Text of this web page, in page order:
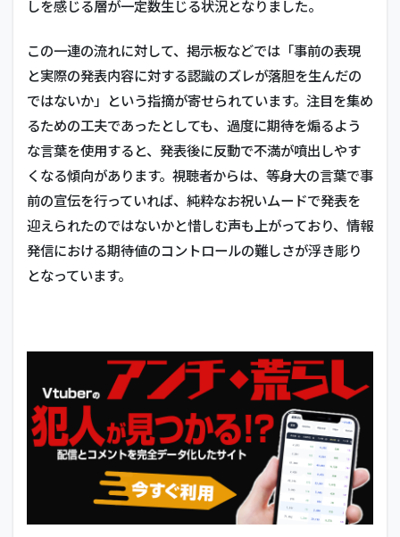
しを感じる層が一定数生じる状況となりました。
この一連の流れに対して、掲示板などでは「事前の表現
と実際の発表内容に対する認識のズレが落胆を生んだの
ではないか」という指摘が寄せられています。注目を集め
るための工夫であったとしても、過度に期待を煽るよう
な言葉を使用すると、発表後に反動で不満が噴出しやす
くなる傾向があります。視聴者からは、等身大の言葉で事
前の宣伝を行っていれば、純粋なお祝いムードで発表を
迎えられたのではないかと惜しむ声も上がっており、情報
発信における期待値のコントロールの難しさが浮き彫り
となっています。